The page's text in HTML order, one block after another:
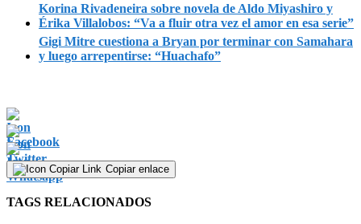
Korina Rivadeneira sobre novela de Aldo Miyashiro y
Érika Villalobos: “Va a fluir otra vez el amor en esa serie”
Gigi Mitre cuestiona a Bryan por terminar con Samahara
y luego arrepentirse: “Huachafo”
Copiar enlace
TAGS RELACIONADOS